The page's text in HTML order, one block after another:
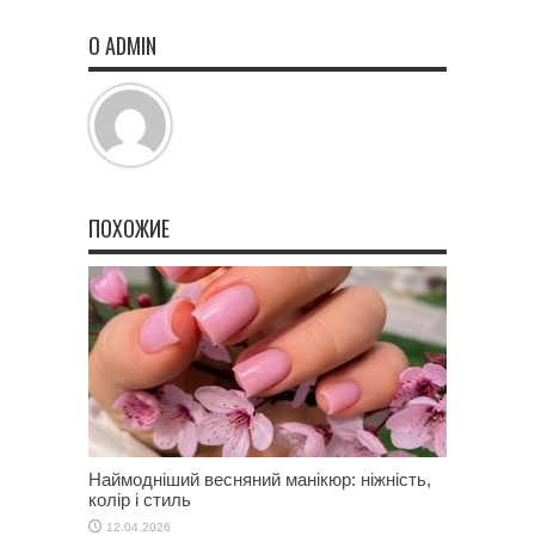
О ADMIN
ПОХОЖИЕ
Наймодніший весняний манікюр: ніжність,
колір і стиль
12.04.2026